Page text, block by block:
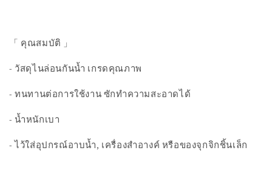
「 คุณสมบัติ 」⁣
- วัสดุไนล่อนกันน้ำ เกรดคุณภาพ
- ทนทานต่อการใช้งาน ซักทำความสะอาดได้
- น้ำหนักเบา
- ไว้ใส่อุปกรณ์อาบน้ำ, เครื่องสำอางค์ หรือของจุกจิกชิ้นเล็ก